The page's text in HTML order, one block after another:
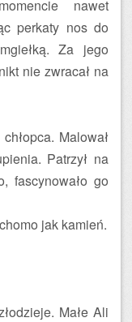
nawet
perkaty nos do
Za jego
nie zwracał na
Malował
Patrzył na
fascynowało go
jak kamień.
Małe Ali